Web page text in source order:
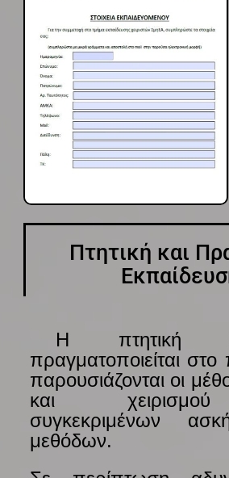
Πτητική και
Η πτητική
πραγματοποιείται
παρουσιάζονται οι
και
συγκεκριμένων
μεθόδων.